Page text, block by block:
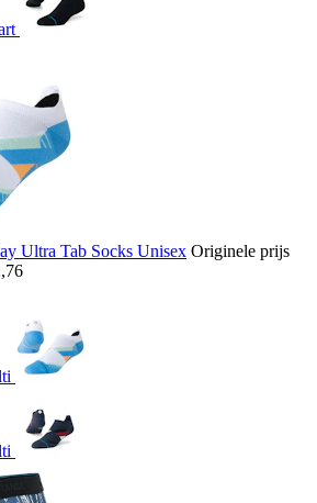
Ultra Tab Socks Unisex Originele prijs